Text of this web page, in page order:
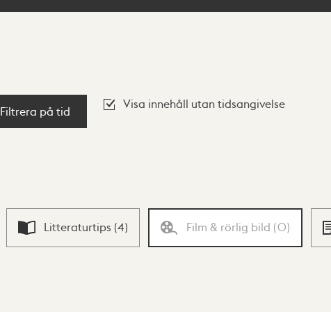
Filtrera på tid
Visa innehåll utan tidsangivelse
Litteraturtips (4) Film & rörlig bild (0)